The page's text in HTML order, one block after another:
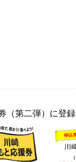
（第二弾）に登録